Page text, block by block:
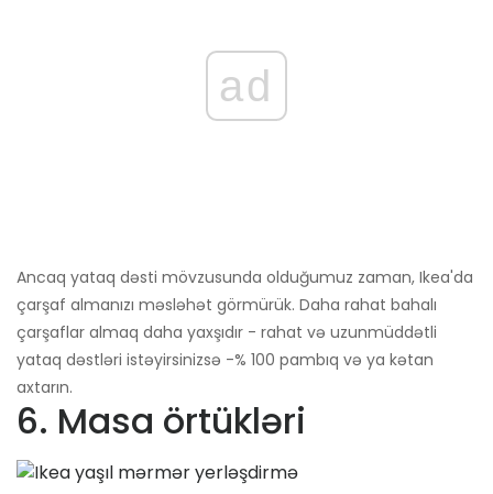
ad
Ancaq yataq dəsti mövzusunda olduğumuz zaman, Ikea'da
çarşaf almanızı məsləhət görmürük. Daha rahat bahalı
çarşaflar almaq daha yaxşıdır - rahat və uzunmüddətli
yataq dəstləri istəyirsinizsə -% 100 pambıq və ya kətan
axtarın.
6. Masa örtükləri